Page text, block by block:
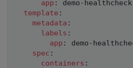
app : demo-healthcheck
template :
metadata :
labels :
app : demo-
spec :
containers :